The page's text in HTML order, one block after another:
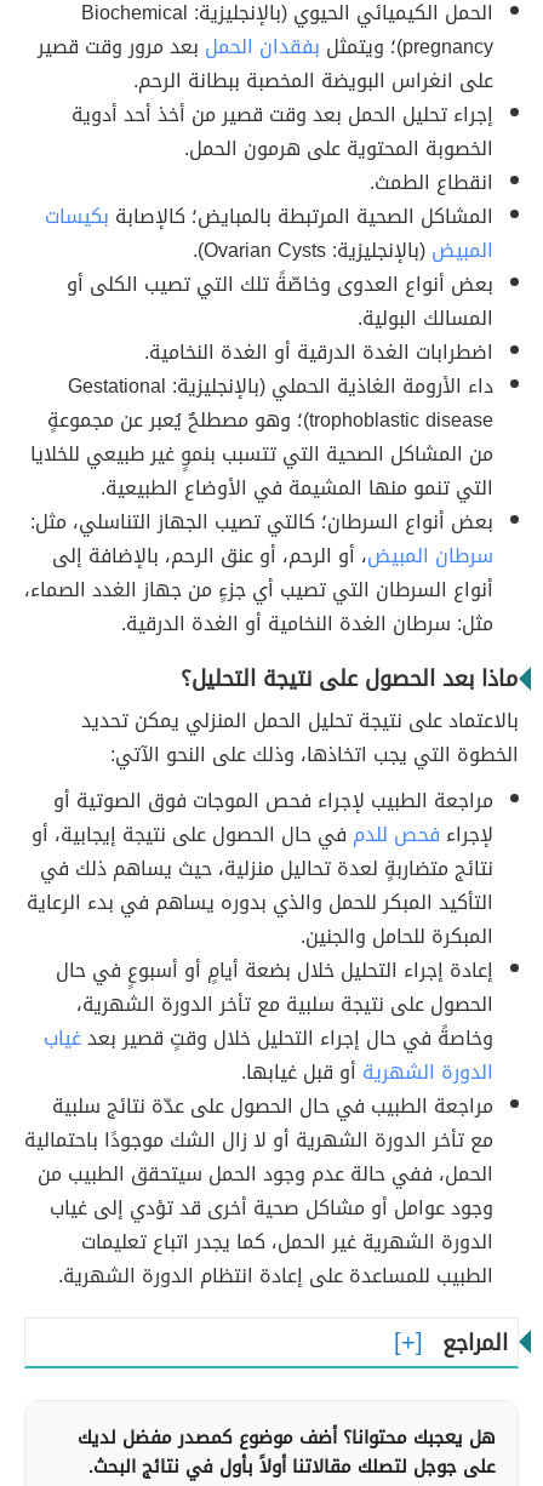
الحمل الكيميائي الحيوي (بالإنجليزية: Biochemical
pregnancy)؛ ويتمثل
بفقدان الحمل بعد مرور وقت قصير
على انغراس البويضة المخصبة ببطانة الرحم.
إجراء تحليل الحمل بعد وقت قصير من أخذ أحد أدوية
الخصوبة المحتوية على هرمون الحمل.
انقطاع الطمث.
المشاكل الصحية المرتبطة بالمبايض؛ كالإصابة بكيسات
المبيض(بالإنجليزية: Ovarian Cysts).
بعض أنواع العدوى وخاصّةً تلك التي تصيب الكلى أو
المسالك البولية.
اضطرابات الغدة الدرقية أو الغدة النخامية.
داء الأرومة الغاذية الحملي (بالإنجليزية: Gestational
trophoblastic disease)؛ وهو مصطلحٌ يُعبر عن مجموعةٍ
من المشاكل الصحية التي تتسبب بنموٍ غير طبيعي للخلايا
التي تنمو منها المشيمة في الأوضاع الطبيعية.
بعض أنواع السرطان؛ كالتي تصيب الجهاز التناسلي، مثل:
سرطان المبيض، أو الرحم، أو عنق الرحم، بالإضافة إلى
أنواع السرطان التي تصيب أي جزءٍ من جهاز الغدد الصماء،
مثل: سرطان الغدة النخامية أو الغدة الدرقية.
ماذا بعد الحصول على نتيجة التحليل؟
بالاعتماد على نتيجة تحليل الحمل المنزلي يمكن تحديد
الخطوة التي يجب اتخاذها، وذلك على النحو الآتي:
مراجعة الطبيب لإجراء فحص الموجات فوق الصوتية أو
لإجراء فحص للدم في حال الحصول على نتيجة إيجابية، أو
نتائج متضاربةٍ لعدة تحاليل منزلية، حيث يساهم ذلك في
التأكيد المبكر للحمل والذي بدوره يساهم في بدء الرعاية
المبكرة للحامل والجنين.
إعادة إجراء التحليل خلال بضعة أيامٍ أو أسبوعٍ في حال
الحصول على نتيجة سلبية مع تأخر الدورة الشهرية،
وخاصةً في حال إجراء التحليل خلال وقتٍ قصير بعدغياب
الدورة الشهرية أو قبل غيابها.
مراجعة الطبيب في حال الحصول على عدّة نتائج سلبية
مع تأخر الدورة الشهرية أو لا زال الشك موجودًا باحتمالية
الحمل، ففي حالة عدم وجود الحمل سيتحقق الطبيب من
وجود عوامل أو مشاكل صحية أخرى قد تؤدي إلى غياب
الدورة الشهرية غير الحمل، كما يجدر اتباع تعليمات
الطبيب للمساعدة على إعادة انتظام الدورة الشهرية.
المراجع
هل يعجبك محتوانا؟ أضف موضوع كمصدر مفضل لديك
على جوجل لتصلك مقالاتنا أولاً بأول في نتائج البحث.